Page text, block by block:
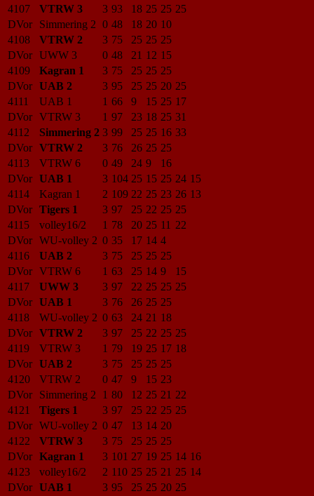
4107
VTRW 3 3 93 18 25 25 25
DVor
Simmering 2 0 48 18 20 10
4108
VTRW 2 3 75 25 25 25
DVor UWW 3 0 48 21 12 15
4109
Kagran 1 3 75 25 25 25
DVor UAB 2 3 95 25 25 20 25
4111
UAB 1 1 66 9 15 25 17
DVor VTRW 3 1 97 23 18 25 31
4112
Simmering 2 3 99 25 25 16 33
DVor VTRW 2 3 76 26 25 25
4113
VTRW 6 0 49 24 9
16
DVor UAB 1 3 104 25 15 25 24 15
4114
Kagran 1 2 109 22 25 23 26 13
DVor Tigers 1 3 97 25 22 25 25
4115
volley16/2 1 78 20 25 11 22
DVor WU-volley 2 0 35 17 14 4
4116
UAB 2 3 75 25 25 25
DVor VTRW 6 1 63 25 14 9
15
4117
UWW 3 3 97 22 25 25 25
DVor UAB 1 3 76 26 25 25
4118
WU-volley 2 0 63 24 21 18
DVor VTRW 2 3 97 25 22 25 25
4119
VTRW 3 1 79 19 25 17 18
DVor UAB 2 3 75 25 25 25
4120
VTRW 2 0 47 9 15 23
DVor
Simmering 2 1 80 12 25 21 22
4121
Tigers 1 3 97 25 22 25 25
DVor WU-volley 2 0 47 13 14 20
4122
VTRW 3 3 75 25 25 25
DVor Kagran 1 3 101 27 19 25 14 16
4123
volley16/2 2 110 25 25 21 25 14
DVor UAB 1 3 95 25 25 20 25